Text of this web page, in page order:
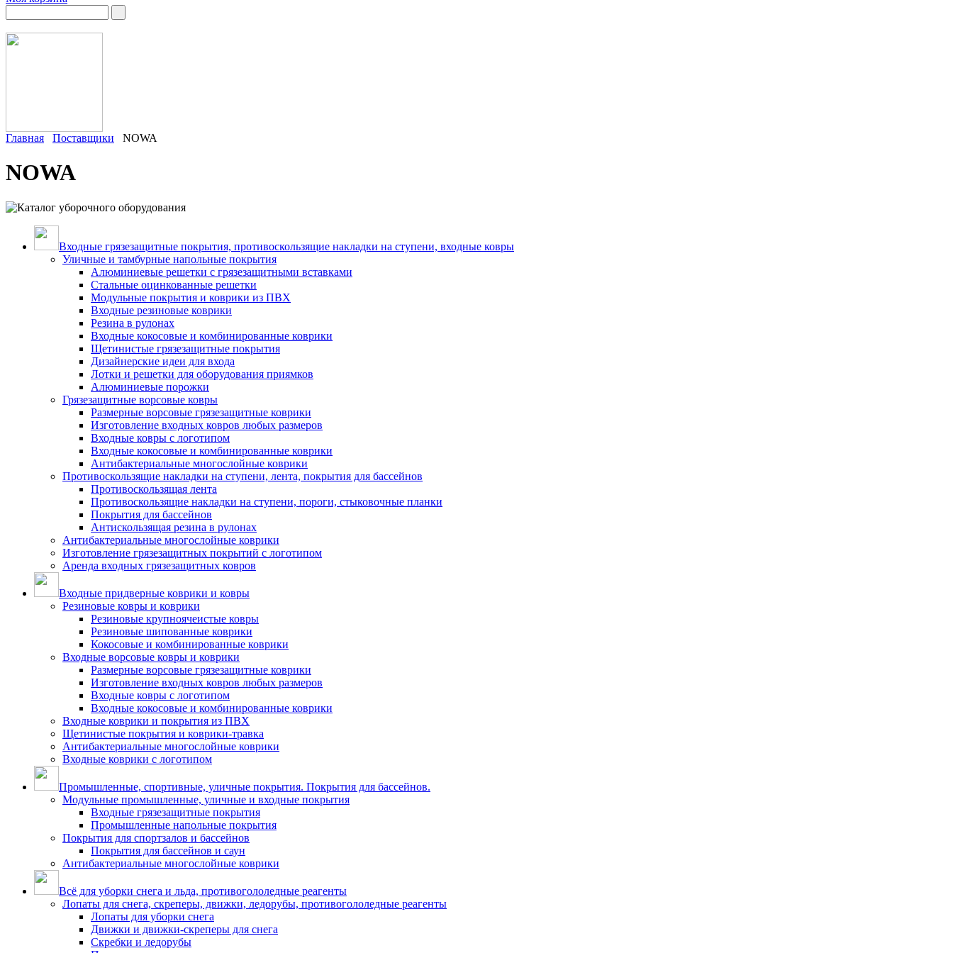
Главная Поставщики NOWA
NOWA
Входные грязезащитные покрытия, противоскользящие накладки на ступени, входные ковры
Уличные и тамбурные напольные покрытия
Алюминиевые решетки с грязезащитными вставками
Стальные оцинкованные решетки
Модульные покрытия и коврики из ПВХ
Входные резиновые коврики
Резина в рулонах
Входные кокосовые и комбинированные коврики
Щетинистые грязезащитные покрытия
Дизайнерские идеи для входа
Лотки и решетки для оборудования приямков
Алюминиевые порожки
Грязезащитные ворсовые ковры
Размерные ворсовые грязезащитные коврики
Изготовление входных ковров любых размеров
Входные ковры с логотипом
Входные кокосовые и комбинированные коврики
Антибактериальные многослойные коврики
Противоскользящие накладки на ступени, лента, покрытия для бассейнов
Противоскользящая лента
Противоскользящие накладки на ступени, пороги, стыковочные планки
Покрытия для бассейнов
Антискользящая резина в рулонах
Антибактериальные многослойные коврики
Изготовление грязезащитных покрытий с логотипом
Аренда входных грязезащитных ковров
Входные придверные коврики и ковры
Резиновые ковры и коврики
Резиновые крупноячеистые ковры
Резиновые шипованные коврики
Кокосовые и комбинированные коврики
Входные ворсовые ковры и коврики
Размерные ворсовые грязезащитные коврики
Изготовление входных ковров любых размеров
Входные ковры с логотипом
Входные кокосовые и комбинированные коврики
Входные коврики и покрытия из ПВХ
Щетинистые покрытия и коврики-травка
Антибактериальные многослойные коврики
Входные коврики с логотипом
Промышленные, спортивные, уличные покрытия. Покрытия для бассейнов.
Модульные промышленные, уличные и входные покрытия
Входные грязезащитные покрытия
Промышленные напольные покрытия
Покрытия для спортзалов и бассейнов
Покрытия для бассейнов и саун
Антибактериальные многослойные коврики
Всё для уборки снега и льда, противогололедные реагенты
Лопаты для снега, скреперы, движки, ледорубы, противогололедные реагенты
Лопаты для уборки снега
Движки и движки-скреперы для снега
Скребки и ледорубы